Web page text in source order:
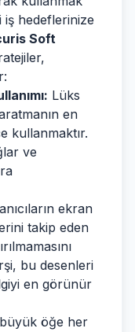
iş hedeflerinize
Soft
Lüks
en
kullanmaktır.
ve
ekran
takip eden
bu desenleri
en görünür
öğe her